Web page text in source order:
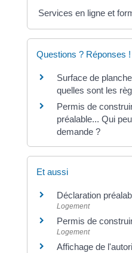
Services en ligne et
Questions ? Réponses !
Surface de
quelles sont les
Permis de
préalable... Qui
demande ?
Et aussi
Déclaration
Logement
Permis de
Logement
Affichage de